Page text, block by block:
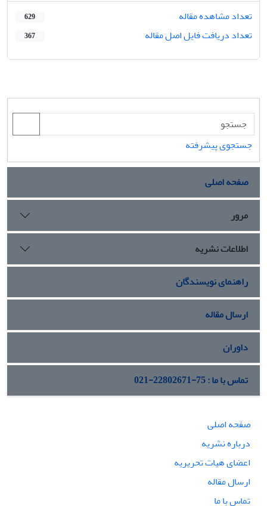
تعداد مشاهده مقاله
629
تعداد دریافت فایل اصل مقاله 367
جستجوی پیشرفته
صفحه اصلی
مرور
اطلاعات نشریه
راهنمای نویسندگان
ارسال مقاله
داوران
تماس با ما : 75-22802671-021
صفحه اصلی
درباره نشریه
اعضای هیات تحریریه
ارسال مقاله
تماس با ما